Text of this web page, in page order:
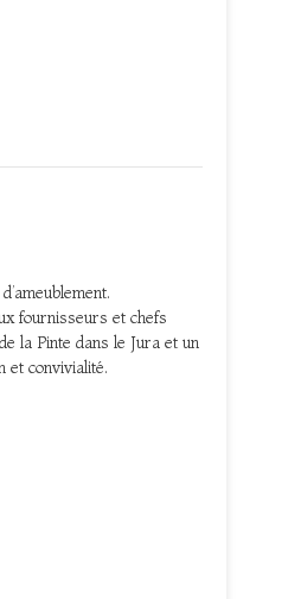
fournisseurs et chefs
la Pinte dans le Jura et un
et convivialité.